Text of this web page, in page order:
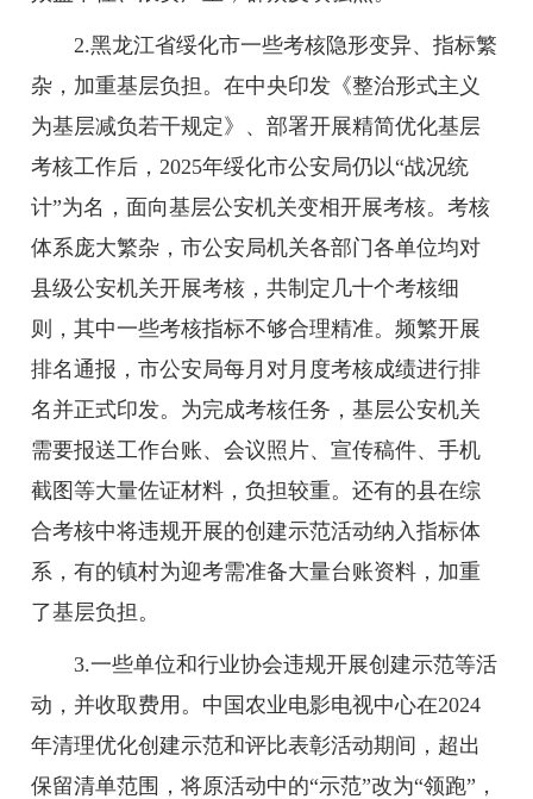
2.黑龙江省绥化市一些考核隐形变异、指标繁
杂，加重基层负担。在中央印发《整治形式主义
为基层减负若干规定》、部署开展精简优化基层
考核工作后，2025年绥化市公安局仍以“战况统
计”为名，面向基层公安机关变相开展考核。考核
体系庞大繁杂，市公安局机关各部门各单位均对
县级公安机关开展考核，共制定几十个考核细
则，其中一些考核指标不够合理精准。频繁开展
排名通报，市公安局每月对月度考核成绩进行排
名并正式印发。为完成考核任务，基层公安机关
需要报送工作台账、会议照片、宣传稿件、手机
截图等大量佐证材料，负担较重。还有的县在综
合考核中将违规开展的创建示范活动纳入指标体
系，有的镇村为迎考需准备大量台账资料，加重
了基层负担。
3.一些单位和行业协会违规开展创建示范等活
动，并收取费用。中国农业电影电视中心在2024
年清理优化创建示范和评比表彰活动期间，超出
保留清单范围，将原活动中的“示范”改为“领跑”，